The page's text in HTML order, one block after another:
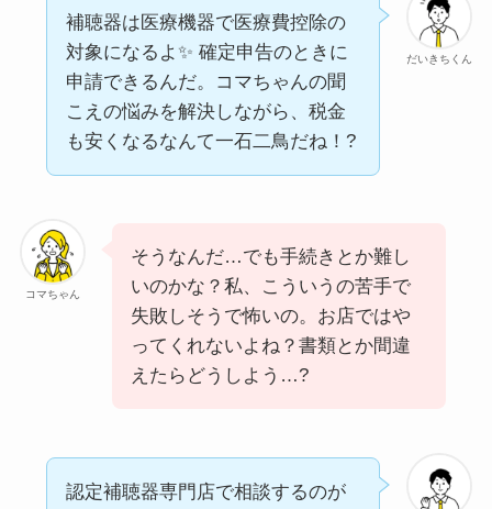
だいきちくん
補聴器は医療機器で医療費控除の
対象になるよ✨ 確定申告のときに
申請できるんだ。コマちゃんの聞
こえの悩みを解決しながら、税金
も安くなるなんて一石二鳥だね！?
コマちゃん
そうなんだ…でも手続きとか難し
いのかな？私、こういうの苦手で
失敗しそうで怖いの。お店ではや
ってくれないよね？書類とか間違
えたらどうしよう…?
認定補聴器専門店で相談するのが